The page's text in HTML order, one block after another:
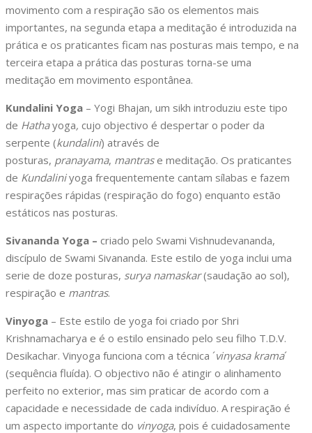
movimento com a respiração são os elementos mais
importantes, na segunda etapa a meditação é introduzida na
prática e os praticantes ficam nas posturas mais tempo, e na
terceira etapa a prática das posturas torna-se uma
meditação em movimento espontânea.
Kundalini Yoga – Yogi Bhajan, um sikh introduziu este tipo
de Hathayoga, cujo objectivo é despertar o poder da
serpente (kundalini) através de
posturas, pranayama, mantrase meditação. Os praticantes
de Kundaliniyoga frequentemente cantam sílabas e fazem
respirações rápidas (respiração do fogo) enquanto estão
estáticos nas posturas.
Sivananda Yoga – criado pelo Swami Vishnudevananda,
discípulo de Swami Sivananda. Este estilo de yoga inclui uma
serie de doze posturas, surya namaskar(saudação ao sol),
respiração e mantras.
Vinyoga – Este estilo de yoga foi criado por Shri
Krishnamacharya e é o estilo ensinado pelo seu filho T.D.V.
Desikachar. Vinyoga funciona com a técnica ´vinyasa krama´
(sequência fluída). O objectivo não é atingir o alinhamento
perfeito no exterior, mas sim praticar de acordo com a
capacidade e necessidade de cada indivíduo. A respiração é
um aspecto importante do vinyoga, pois é cuidadosamente